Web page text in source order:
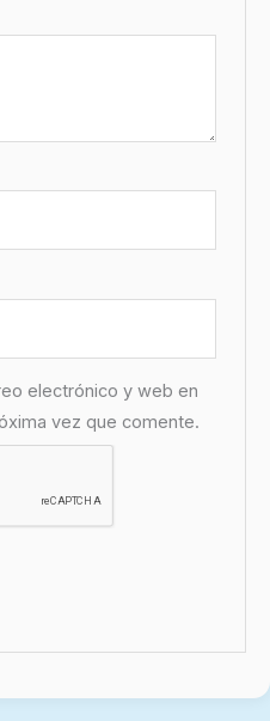
electrónico y web en
vez que comente.